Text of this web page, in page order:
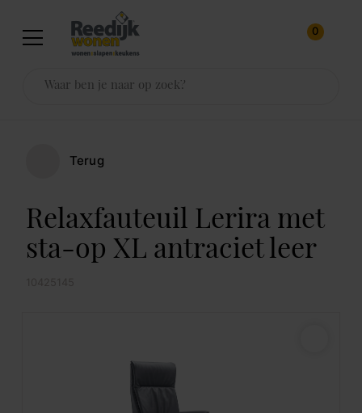
0
Terug
Relaxfauteuil Lerira met
sta-op XL antraciet leer